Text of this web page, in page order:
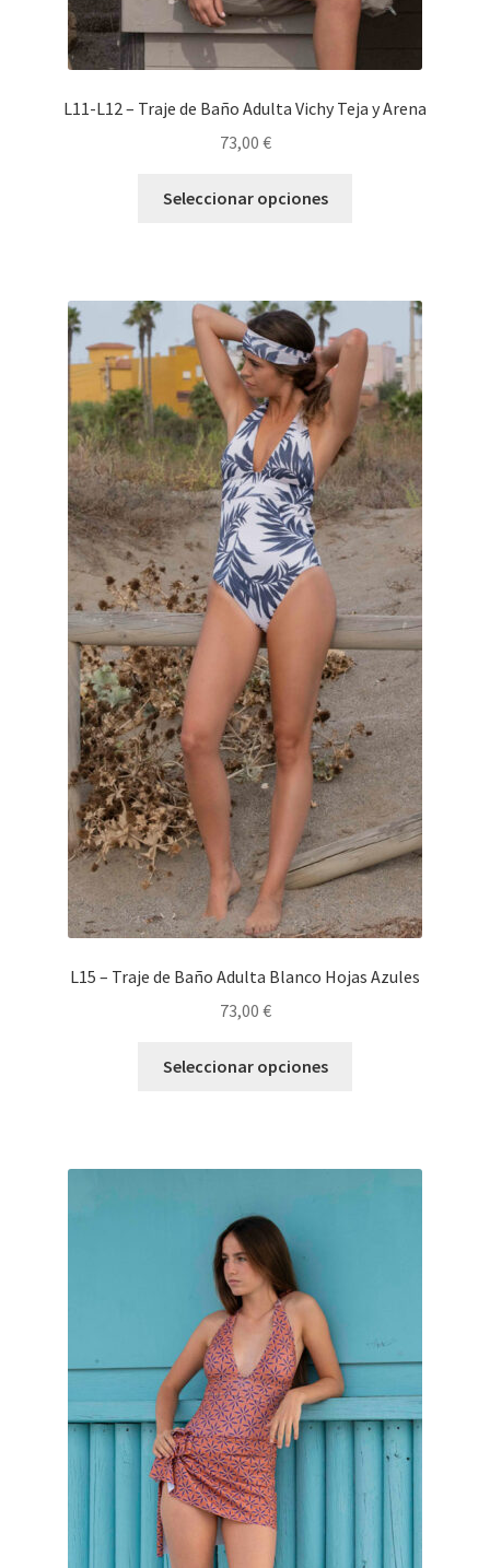
L11-L12 – Traje de Baño Adulta Vichy Teja y Arena
73,00 €
Seleccionar opciones
L15 – Traje de Baño Adulta Blanco Hojas Azules
73,00 €
Seleccionar opciones